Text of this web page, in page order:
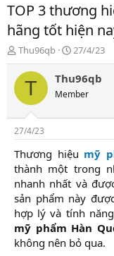
TOP 3 thương
hãng tốt hiện
T
h
r
a
s
t
a
r
t
e
r
Thu96qb
N
g
à
y
g
27/4/23
T Thu96qb
Member
27/4/23
Thương hiệu mỹ
thành một trong
nhanh nhất và
sản phẩm này
hợp lý và tính
mỹ phẩm Hàn
không nên bỏ qua.​